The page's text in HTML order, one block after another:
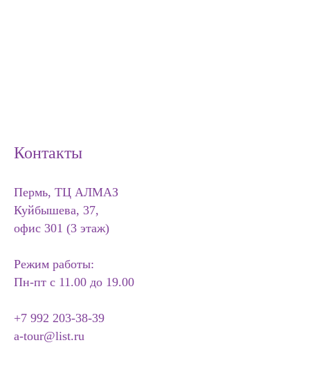
Контакты
Пермь, ТЦ АЛМАЗ
Куйбышева, 37,
офис 301 (3 этаж)
Режим работы:
Пн-пт с 11.00 до 19.00
+7 992 203-38-39
a-tour@list.ru